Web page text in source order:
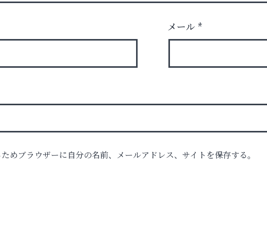
メール *
めブラウザーに自分の名前、メールアドレス、サイトを保存する。